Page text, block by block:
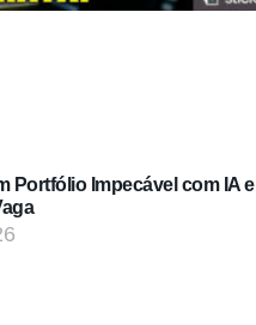
Portfólio Impecável com IA e